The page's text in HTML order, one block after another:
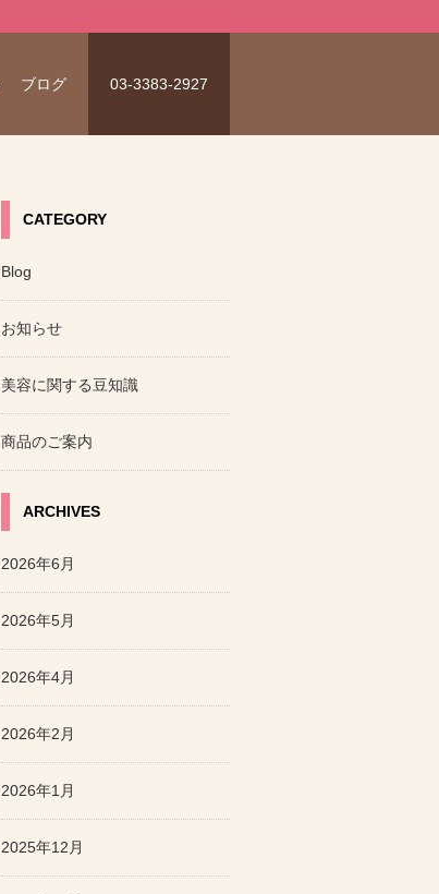
03-3383-2927
ブログ
CATEGORY
Blog
お知らせ
美容に関する豆知識
商品のご案内
ARCHIVES
2026年6月
2026年5月
2026年4月
2026年2月
2026年1月
2025年12月